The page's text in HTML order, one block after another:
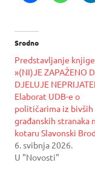
Srodno
Predstavljanje knjige
»(NI)JE ZAPAŽENO
DJELUJE
Elaborat UDB-e o
političarima iz bivših
građanskih stranaka
kotaru Slavonski Brod
6. svibnja 2026.
U "Novosti"